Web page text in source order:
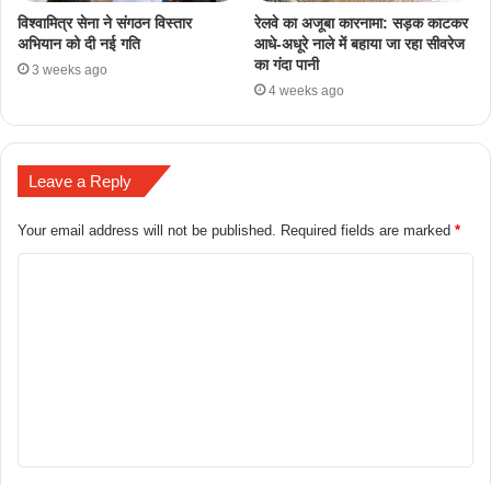
​विश्वामित्र सेना ने संगठन विस्तार
अभियान को दी नई गति
3 weeks ago
रेलवे का अजूबा कारनामा: सड़क काटकर
आधे-अधूरे नाले में बहाया जा रहा सीवरेज
का गंदा पानी
4 weeks ago
Leave a Reply
Your email address will not be published. Required fields are marked *